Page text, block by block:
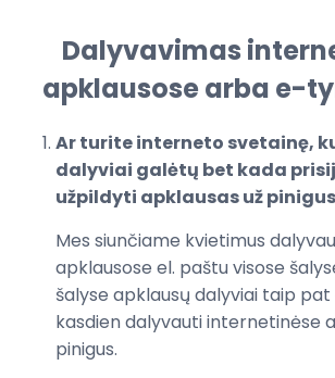
Dalyvavimas
apklausose arba e-
Ar turite interneto svetainę,
dalyviai galėtų bet kada
užpildyti apklausas už
Mes siunčiame kvietimus
apklausose el. paštu visose
šalyse apklausų dalyviai taip
kasdien dalyvauti internetinėse
pinigus.